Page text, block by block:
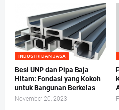
INDUSTRI DAN JASA
Besi UNP dan Pipa Baja
Hitam: Fondasi yang Kokoh
untuk Bangunan Berkelas
November 20, 2023